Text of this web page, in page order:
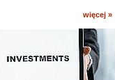
więcej »